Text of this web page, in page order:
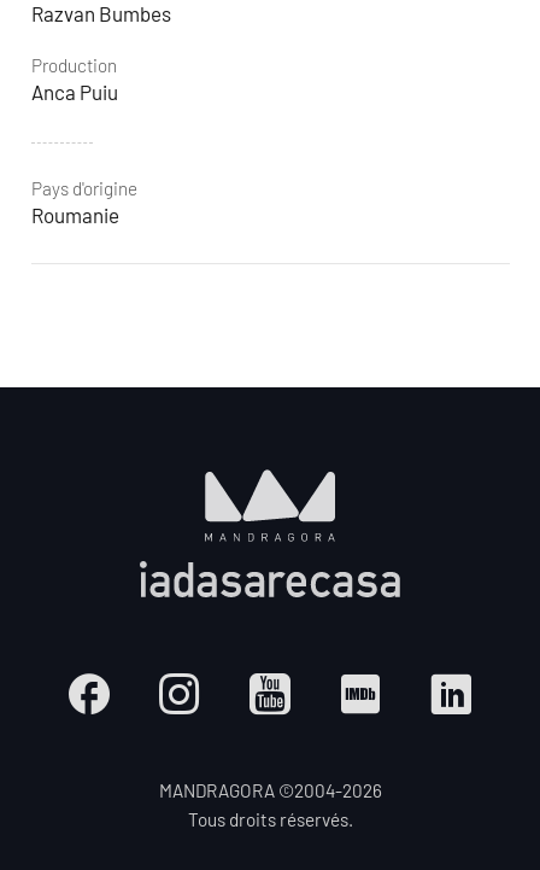
Razvan Bumbes
Production
Anca Puiu
Pays d'origine
Roumanie
MANDRAGORA ©2004-2026
Tous droits réservés.